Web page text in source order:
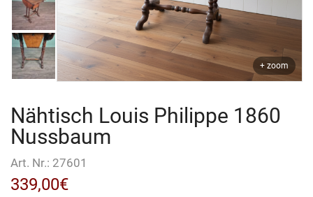
+ zoom
Nähtisch Louis Philippe 1860
Nussbaum
Art. Nr.: 27601
339,00€